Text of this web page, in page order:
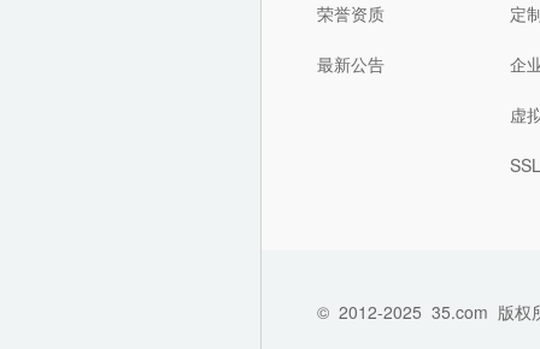
荣誉资质
最新公告
定
企
虚
© 2012-2025 35.com 版权